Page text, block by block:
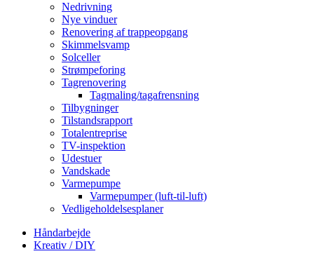
Nedrivning
Nye vinduer
Renovering af trappeopgang
Skimmelsvamp
Solceller
Strømpeforing
Tagrenovering
Tagmaling/tagafrensning
Tilbygninger
Tilstandsrapport
Totalentreprise
TV-inspektion
Udestuer
Vandskade
Varmepumpe
Varmepumper (luft-til-luft)
Vedligeholdelsesplaner
Håndarbejde
Kreativ / DIY